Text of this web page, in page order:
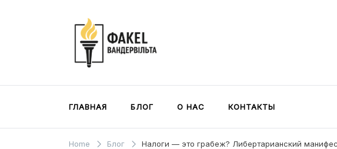
Факел Вандербильта
ГЛАВНАЯ БЛОГ О НАС КОНТАКТЫ
Home Блог Налоги — это грабеж? Либертарианский